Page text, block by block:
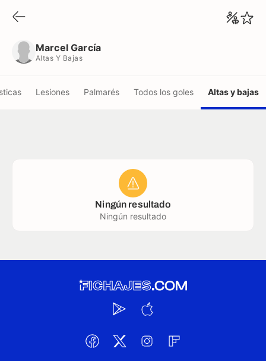
Marcel García
Altas Y Bajas
Lesiones Palmarés Todos los goles Altas y bajas
Ningún resultado
Ningún resultado